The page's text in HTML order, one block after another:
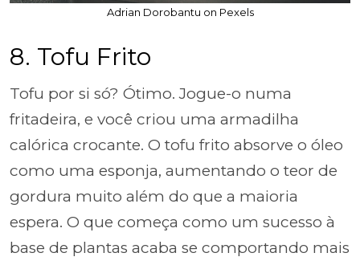
Adrian Dorobantu on Pexels
8. Tofu Frito
Tofu por si só? Ótimo. Jogue-o numa
fritadeira, e você criou uma armadilha
calórica crocante. O tofu frito absorve o óleo
como uma esponja, aumentando o teor de
gordura muito além do que a maioria
espera. O que começa como um sucesso à
base de plantas acaba se comportando mais